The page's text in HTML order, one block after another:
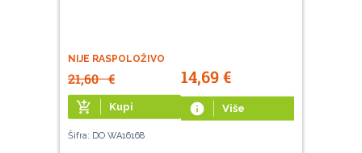
NIJE RASPOLOŽIVO
21,60€ 14,69€
add_shopping_cart Kupi info Više
Šifra: DO WA16168